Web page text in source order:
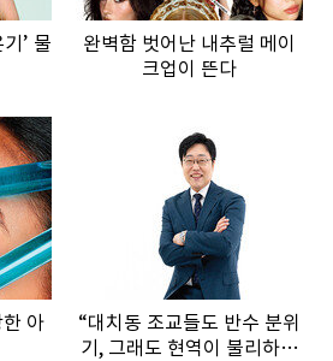
’ 물
완벽함 벗어난 내추럴 메이
크업이 뜬다
아
“대치동 조교들도 반수 분위
기, 그래도 현역이 불리하지